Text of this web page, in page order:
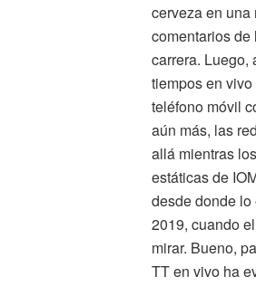
cerveza en una
comentarios
carrera. Luego,
tiempos en
teléfono móvil
aún más, las
allá mientras
estáticas de
desde donde
2019, cuando
mirar. Bueno,
TT en vivo ha